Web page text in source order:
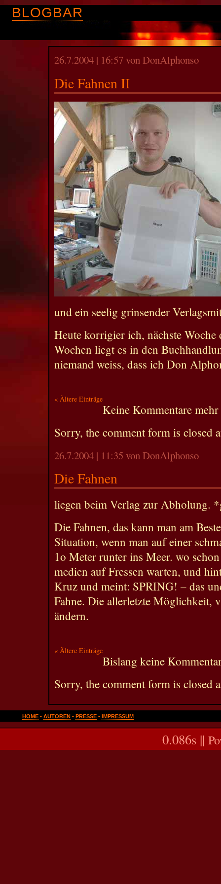
BLOGBAR
26.7.2004 | 16:57 von DonAlphonso
Die Fahnen II
und ein seelig grinsender
Heute korrigier ich, nächste
Wochen liegt es in den
niemand weiss, dass ich Don
« Ältere Einträge
Keine Kommentare
Sorry, the comment form is closed
26.7.2004 | 11:35 von DonAlphonso
Die Fahnen
liegen beim Verlag zur Abholung.
Die Fahnen, das kann man am
Situation, wenn man auf einer
1o Meter runter ins Meer. wo
medien auf Fressen warten, und
Kruz und meint: SPRING! – das
Fahne. Die allerletzte Möglichkeit,
ändern.
« Ältere Einträge
Bislang keine
Sorry, the comment form is closed
HOME • AUTOREN • PRESSE • IMPRESSUM
0.086s ||